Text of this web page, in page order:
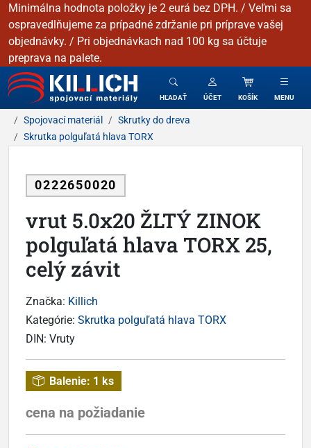
Minimálna hodnota položky je 2 eurá bez DPH. / Veľmi sa
ospravedlňujeme za prípadné zdržanie pri príprave vašej
objednávky. / Pri objednávkach nad 100 kg sa účtuje
preprava na palete.
KILLICH - Spojovacie materiály
HĽADAŤ ÚČET KOŠÍK MENU
Spojovací materiál
Skrutky do dreva
Skrutka polguľatá hlava TORX
0222650020
vrut 5.0x20 ŽLTÝ ZINOK
polguľatá hlava TORX 25,
celý závit
Značka: Killich
Kategórie: Skrutka polguľatá hlava TORX
DIN: Vruty
Balenie: 1 ks
cena na požiadanie